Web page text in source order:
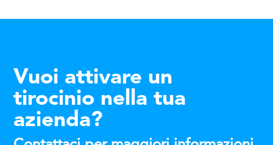
Vuoi attivare un
tirocinio nella tua
azienda?